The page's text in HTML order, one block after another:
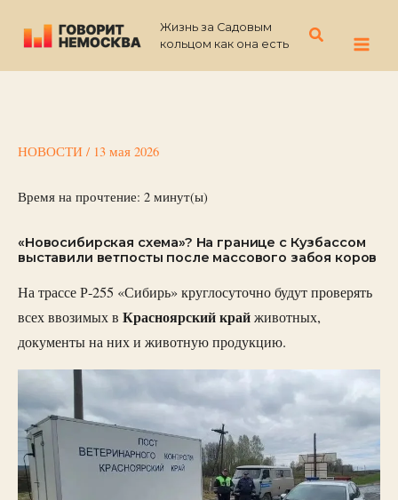
содержимому
Жизнь за Садовым
кольцом как она есть
Поиск
НОВОСТИ / 13 мая 2026
Время на прочтение: 2 минут(ы)
«Новосибирская схема»? На границе с Кузбассом
выставили ветпосты после массового забоя коров
На трассе Р-255 «Сибирь» круглосуточно будут проверять
всех ввозимых в Красноярскийкрайживотных,
документы на них и животную продукцию.